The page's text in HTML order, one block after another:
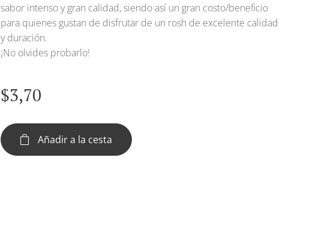
sabor intenso y gran calidad, siendo así un gran costo/beneficio
para quienes gustan de disfrutar de un rosh de excelente calidad
y duración.
¡No olvides probarlo!
$3,70
Añadir a la cesta